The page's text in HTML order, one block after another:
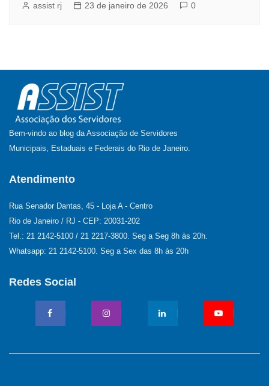
assist rj 23 de janeiro de 2026 0
Bem-vindo ao blog da Associação de Servidores
Municipais, Estaduais e Federais do Rio de Janeiro.
Atendimento
Rua Senador Dantas, 45 - Loja A - Centro
Rio de Janeiro / RJ - CEP: 20031-202
Tel.: 21 2142-5100 / 21 2217-3800. Seg a Seg 8h às 20h.
Whatsapp: 21 2142-5100. Seg a Sex das 8h às 20h
Redes Social